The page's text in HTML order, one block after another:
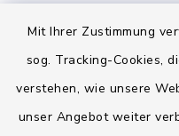
Mit Ihrer Zustimmung
sog. Tracking-Cookies,
verstehen, wie unsere
unser Angebot weiter
Datum der